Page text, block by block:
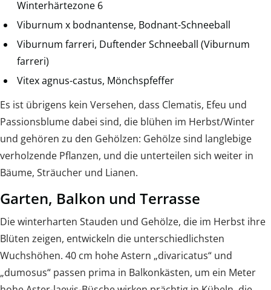
Winterhärtezone 6
Viburnum x bodnantense, Bodnant-Schneeball
Viburnum farreri, Duftender Schneeball (Viburnum
farreri)
Vitex agnus-castus, Mönchspfeffer
Es ist übrigens kein Versehen, dass Clematis, Efeu und
Passionsblume dabei sind, die blühen im Herbst/Winter
und gehören zu den Gehölzen: Gehölze sind langlebige
verholzende Pflanzen, und die unterteilen sich weiter in
Bäume, Sträucher und Lianen.
Garten, Balkon und Terrasse
Die winterharten Stauden und Gehölze, die im Herbst ihre
Blüten zeigen, entwickeln die unterschiedlichsten
Wuchshöhen. 40 cm hohe Astern „divaricatus“ und
„dumosus“ passen prima in Balkonkästen, um ein Meter